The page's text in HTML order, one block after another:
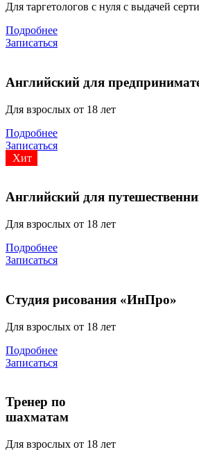
Для таргетологов с нуля с выдачей
Подробнее
Записаться
Английский для
Для взрослых от 18 лет
Подробнее
Записаться
Хит
Английский для
Для взрослых от 18 лет
Подробнее
Записаться
Студия рисования «ИнПро»
Для взрослых от 18 лет
Подробнее
Записаться
Тренер по
шахматам
Для взрослых от 18 лет